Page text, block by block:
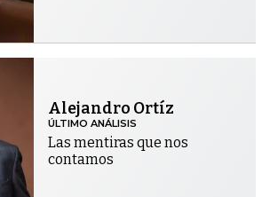
Alejandro Ortíz
ÚLTIMO ANÁLISIS
Las mentiras que nos
contamos